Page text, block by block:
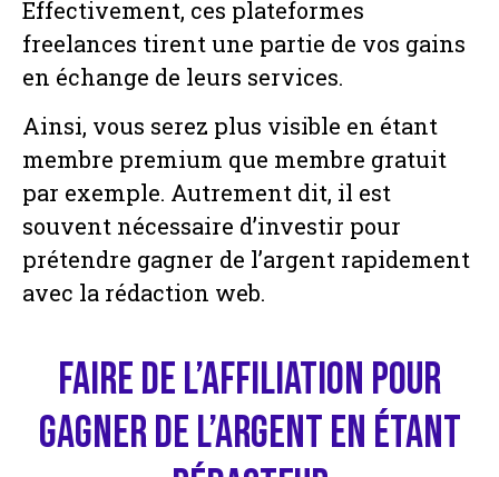
Effectivement, ces plateformes
freelances tirent une partie de vos gains
en échange de leurs services.
Ainsi, vous serez plus visible en étant
membre premium que membre gratuit
par exemple. Autrement dit, il est
souvent nécessaire d’investir pour
prétendre gagner de l’argent rapidement
avec la rédaction web.
Faire de l’affiliation pour
gagner de l’argent en étant